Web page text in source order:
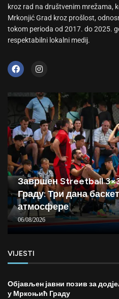
kroz rad na društvenim mrežama,
Mrkonjić Grad kroz prošlost,
tokom perioda od 2017. do 2025.
respektabilni lokalni medij.
Завршен Streetball
Граду: Три дана
атмосфере
06/08/2026
VIJESTI
Објављен јавни позив за
у Мркоњић Граду